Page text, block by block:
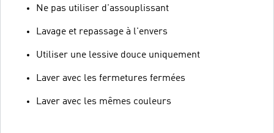
Ne pas utiliser d'assouplissant
Lavage et repassage à l'envers
Utiliser une lessive douce uniquement
Laver avec les fermetures fermées
Laver avec les mêmes couleurs